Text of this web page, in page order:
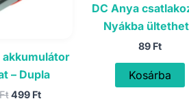
– Dupla
Original
499 FtCurrent
DC Anya
Nyákba
89 Ft
Kosárba